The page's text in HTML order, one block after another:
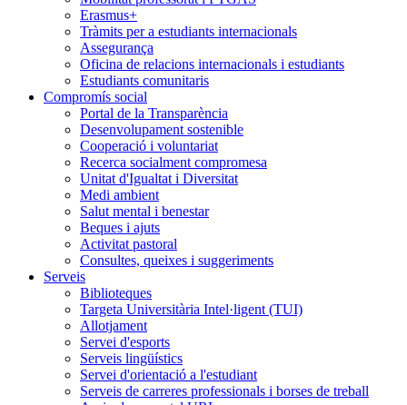
Erasmus+
Tràmits per a estudiants internacionals
Assegurança
Oficina de relacions internacionals i estudiants
Estudiants comunitaris
Compromís social
Portal de la Transparència
Desenvolupament sostenible
Cooperació i voluntariat
Recerca socialment compromesa
Unitat d'Igualtat i Diversitat
Medi ambient
Salut mental i benestar
Beques i ajuts
Activitat pastoral
Consultes, queixes i suggeriments
Serveis
Biblioteques
Targeta Universitària Intel·ligent (TUI)
Allotjament
Servei d'esports
Serveis lingüístics
Servei d'orientació a l'estudiant
Serveis de carreres professionals i borses de treball